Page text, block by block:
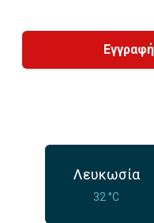
Λευκωσία
32 °C